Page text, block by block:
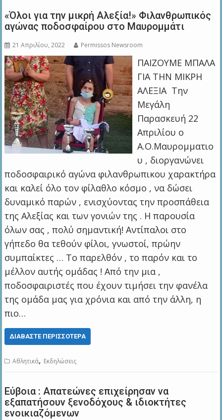
«Όλοι για την μικρή Αλεξία!» Φιλανθρωπικός
αγώνας ποδοσφαίρου στο Μαυρομμάτι
21 Απριλίου, 2022 Permissos Newsroom
ΠΑΙΖΟΥΜΕ ΜΠΑΛΑ
ΓΙΑ ΤΗΝ ΜΙΚΡΗ
ΑΛΕΞΙΑ Την
Μεγάλη
Παρασκευή 22
Απριλίου ο
Α.Ο.Μαυρομματιο
υ , διοργανώνει
ποδοσφαιρικό αγώνα φιλανθρωπικου χαρακτήρα
και καλεί όλο τον φίλαθλο κόσμο , να δώσει
δυναμικό παρών , ενισχύοντας την προσπάθεια
της Αλεξίας και των γονιών της . Η παρουσία
όλων σας , πολύ σημαντική! Αντίπαλοι στο
γήπεδο θα τεθούν φίλοι, γνωστοί, πρώην
συμπαίκτες … Το παρελθόν , το παρόν και το
μέλλον αυτής ομάδας ! Από την μια ,
ποδοσφαιριστές που έχουν τιμήσει την φανέλα
της ομάδα μας για χρόνια και από την άλλη, η
πιο…
ΔΙΑΒΆΣΤΕ ΠΕΡΙΣΣΌΤΕΡΑ
Αθλητικά, Εκδηλώσεις
Εύβοια : Απατεώνες επιχείρησαν να
εξαπατήσουν ξενοδόχους & ιδιοκτήτες
ενοικιαζόμενων